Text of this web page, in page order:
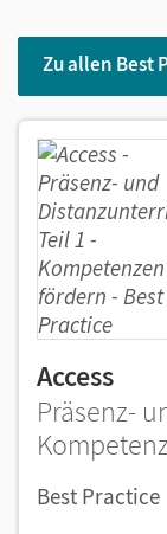
Zu allen Best
Access
Präsenz-
Best Practice